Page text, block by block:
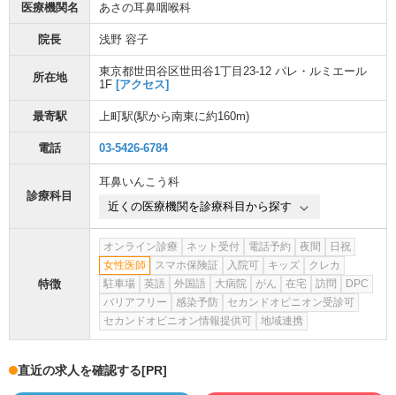
医療機関名 あさの耳鼻咽喉科
院長 浅野 容子
所在地
東京都世田谷区世田谷1丁目23-12 パレ・ルミエール
1F [アクセス]
最寄駅 上町駅(駅から南東に約160m)
電話 03-5426-6784
診療科目
耳鼻いんこう科
近くの医療機関を診療科目から探す
特徴
オンライン診療 ネット受付 電話予約 夜間
日祝
女性医師
スマホ保険証 入院可 キッズ
クレカ
駐車場
英語 外国語 大病院 がん 在宅 訪問
DPC
バリアフリー
感染予防
セカンドオピニオン受診可
セカンドオピニオン情報提供可
地域連携
直近の求人を確認する[PR]